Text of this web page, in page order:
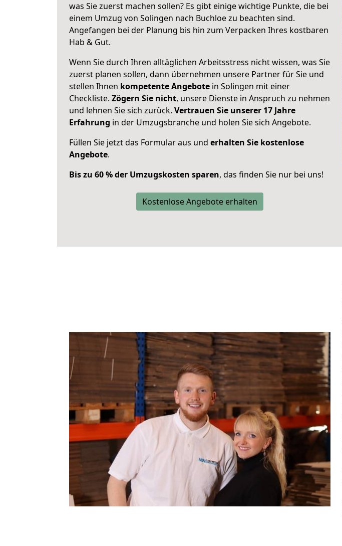
was Sie zuerst machen sollen? Es gibt einige wichtige Punkte, die bei
einem Umzug von Solingen nach Buchloe zu beachten sind.
Angefangen bei der Planung bis hin zum Verpacken Ihres kostbaren
Hab & Gut.
Wenn Sie durch Ihren alltäglichen Arbeitsstress nicht wissen, was Sie
zuerst planen sollen, dann übernehmen unsere Partner für Sie und
stellen Ihnen kompetente Angebote in Solingen mit einer
Checkliste. Zögern Sie nicht, unsere Dienste in Anspruch zu nehmen
und lehnen Sie sich zurück. Vertrauen Sie unserer 17 Jahre
Erfahrung in der Umzugsbranche und holen Sie sich Angebote.
Füllen Sie jetzt das Formular aus und erhalten Sie kostenlose
Angebote.
Bis zu 60 % der Umzugskosten sparen, das finden Sie nur bei uns!
Kostenlose Angebote erhalten